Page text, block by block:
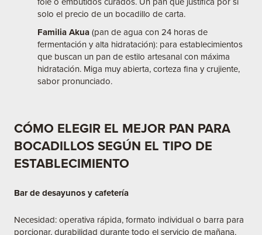
solo el precio de un bocadillo de carta.
Familia Akua (pan de agua con 24 horas de
fermentación y alta hidratación): para establecimientos
que buscan un pan de estilo artesanal con máxima
hidratación. Miga muy abierta, corteza fina y crujiente,
sabor pronunciado.
CÓMO ELEGIR EL MEJOR PAN PARA
BOCADILLOS SEGÚN EL TIPO DE
ESTABLECIMIENTO
Bar de desayunos y cafetería
Necesidad: operativa rápida, formato individual o barra para
porcionar, durabilidad durante todo el servicio de mañana,